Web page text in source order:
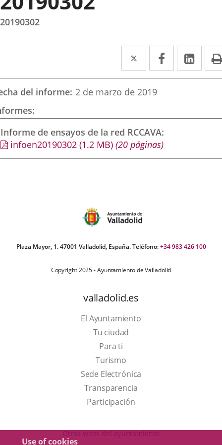
Use of cookies
20190302
Twitter
Enlace
a
una
externa.
Facebook
Enlace
a
externa.
a
del informe 2 de marzo de 2019
Informe de ensayos de la red RCCAVA
infoen20190302 (1.2 MB) (20 páginas)
Plaza Mayor, 1. 47001 Valladolid, España. Teléfono:+34 983 426 100
Copyright 2025 - Ayuntamiento de Valladolid
valladolid.es
El Ayuntamiento
Tu ciudad
Para ti
TurismoThis
link
will
open
a
Sede Electrónica
Transparencia
Participación
Otras webs del ayuntamiento